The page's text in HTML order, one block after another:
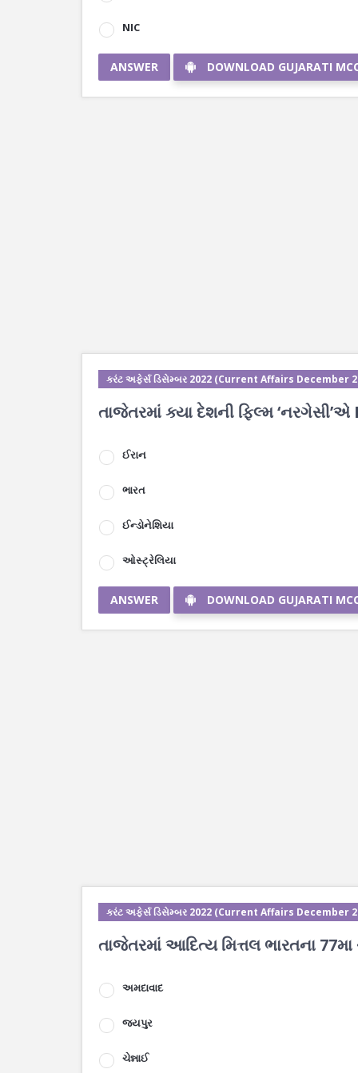
NIC
ANSWER DOWNLOAD GUJARATI
કરંટ અફેર્સ ડિસેમ્બર 2022 (Current Affairs December
તાજેતરમાં ક્યા દેશની ફિલ્મ ‘નરગેસી’એ
ઈરાન
ભારત
ઈન્ડોનેશિયા
ઓસ્ટ્રેલિયા
ANSWER DOWNLOAD GUJARATI
કરંટ અફેર્સ ડિસેમ્બર 2022 (Current Affairs December
તાજેતરમાં આદિત્ય મિત્તલ ભારતના
અમદાવાદ
જયપુર
ચેન્નાઈ